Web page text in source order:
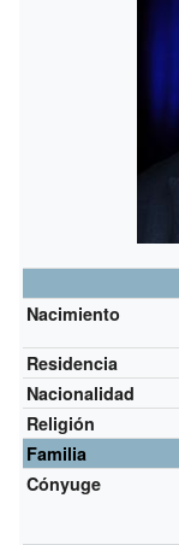
Nacimiento
Residencia
Nacionalidad
Religión
Familia
Cónyuge